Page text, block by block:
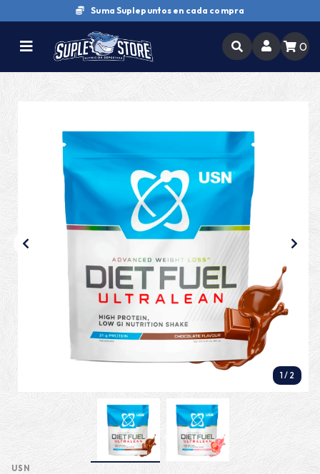
Suma Suplepuntos en cada compra
0
1 / 2
USN